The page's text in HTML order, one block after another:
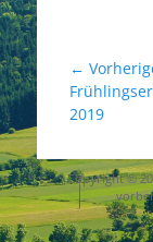
←
Vorheriger
Beitrag:
2019
Copyright ©